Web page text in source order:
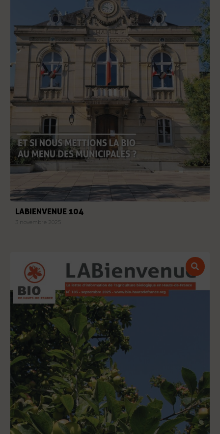
LABIENVENUE 104
3 novembre 2025